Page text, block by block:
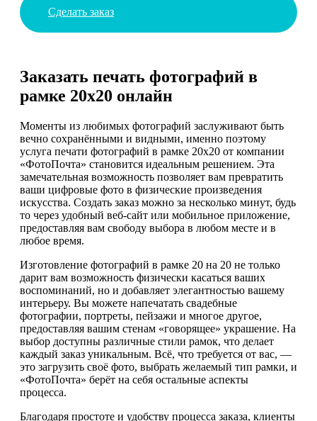
Сделать заказ
Заказать печать фотографий в
рамке 20х20 онлайн
Моменты из любимых фотографий заслуживают быть
вечно сохранёнными и видными, именно поэтому
услуга печати фотографий в рамке 20х20 от компании
«ФотоПочта» становится идеальным решением. Эта
замечательная возможность позволяет вам превратить
ваши цифровые фото в физические произведения
искусства. Создать заказ можно за несколько минут, будь
то через удобный веб-сайт или мобильное приложение,
предоставляя вам свободу выбора в любом месте и в
любое время.
Изготовление фотографий в рамке 20 на 20 не только
дарит вам возможность физически касаться ваших
воспоминаний, но и добавляет элегантностью вашему
интерьеру. Вы можете напечатать свадебные
фотографии, портреты, пейзажи и многое другое,
предоставляя вашим стенам «говорящее» украшение. На
выбор доступны различные стили рамок, что делает
каждый заказ уникальным. Всё, что требуется от вас, —
это загрузить своё фото, выбрать желаемый тип рамки, и
«ФотоПочта» берёт на себя остальные аспекты
процесса.
Благодаря простоте и удобству процесса заказа, клиенты